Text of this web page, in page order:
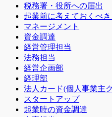
税務署・役所への届出
起業前に考えておくべき
マネージメント
資金調達
経営管理担当
法務担当
経営企画部
経理部
法人カード(個人事業主
スタートアップ
起業時の資金調達